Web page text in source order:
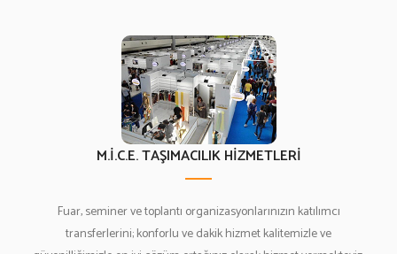
M.İ.C.E. TAŞIMACILIK HİZMETLERİ
Fuar, seminer ve toplantı organizasyonlarınızın katılımcı
transferlerini; konforlu ve dakik hizmet kalitemizle ve